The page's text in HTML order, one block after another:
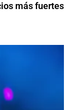
más fuertes